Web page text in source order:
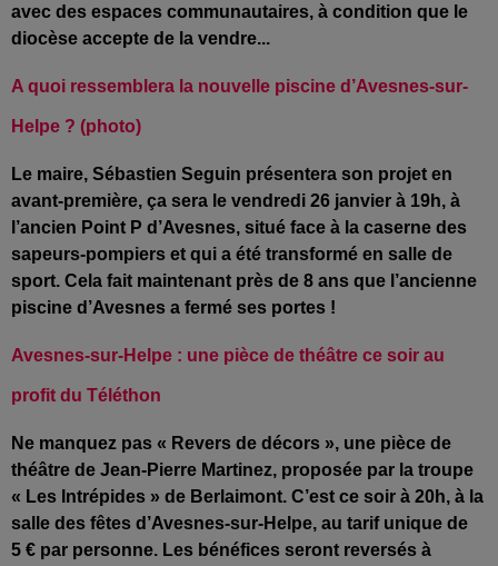
avec des espaces communautaires, à condition que le
diocèse accepte de la vendre...
A quoi ressemblera la nouvelle piscine d’Avesnes-sur-
Helpe ? (photo)
Le maire, Sébastien Seguin présentera son projet en
avant-première, ça sera le vendredi 26 janvier à 19h, à
l’ancien Point P d’Avesnes, situé face à la caserne des
sapeurs-pompiers et qui a été transformé en salle de
sport. Cela fait maintenant près de 8 ans que l’ancienne
piscine d’Avesnes a fermé ses portes !
Avesnes-sur-Helpe : une pièce de théâtre ce soir au
profit du Téléthon
Ne manquez pas « Revers de décors », une pièce de
théâtre de Jean-Pierre Martinez, proposée par la troupe
« Les Intrépides » de Berlaimont. C’est ce soir à 20h, à la
salle des fêtes d’Avesnes-sur-Helpe, au tarif unique de
5 € par personne. Les bénéfices seront reversés à